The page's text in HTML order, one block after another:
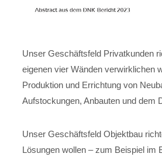
Unser Geschäftsfeld Privatkunden
eigenen vier Wänden verwirklichen
Produktion und Errichtung von
Aufstockungen, Anbauten und dem
Unser Geschäftsfeld Objektbau
Lösungen wollen – zum Beispiel im